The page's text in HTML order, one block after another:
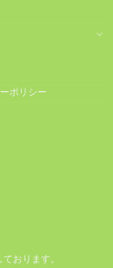
ポリシー
おります。